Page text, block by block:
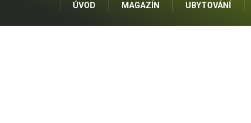
ÚVOD MAGAZÍN UBYTOVÁNÍ